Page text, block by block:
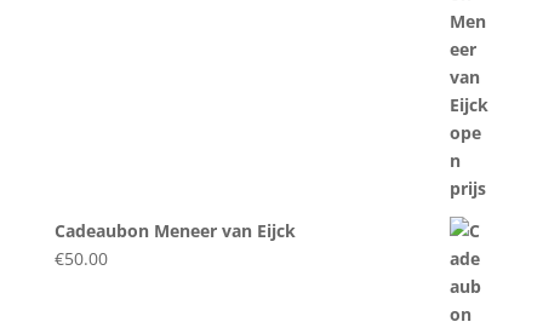
Cadeaubon Meneer van Eijck
€50.00